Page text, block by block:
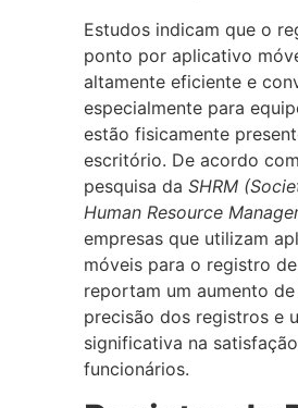
Estudos indicam que o
ponto por aplicativo
altamente eficiente e
especialmente para
estão fisicamente
escritório. De acordo
pesquisa da SHRM
Human Resource
empresas que utilizam
móveis para o registro
reportam um aumento de
precisão dos registros e
significativa na
funcionários.